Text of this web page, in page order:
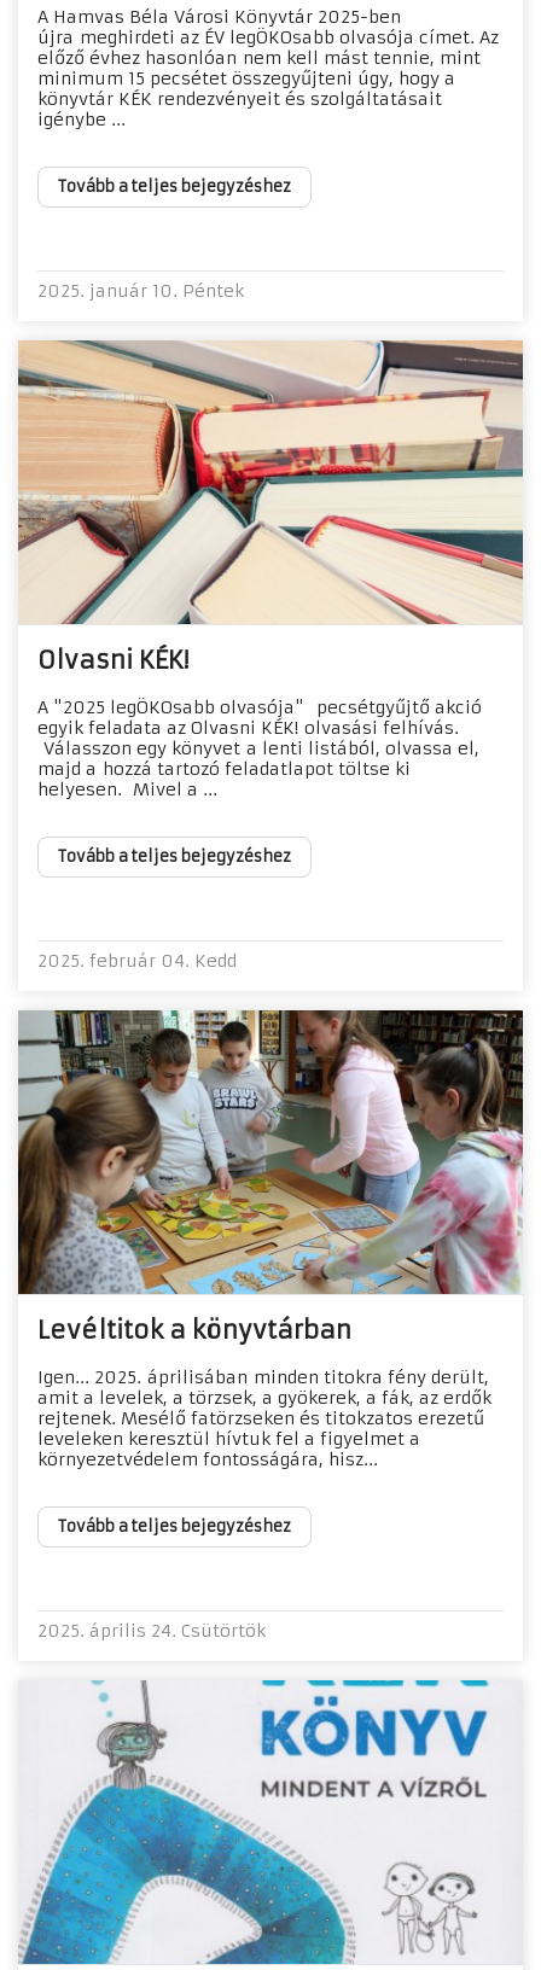
A Hamvas Béla Városi Könyvtár 2025-ben
újra meghirdeti az ÉV legÖKOsabb olvasója címet. Az
előző évhez hasonlóan nem kell mást tennie, mint
minimum 15 pecsétet összegyűjteni úgy, hogy a
könyvtár KÉK rendezvényeit és szolgáltatásait
igénybe ...
Tovább a teljes bejegyzéshez
2025. január 10. Péntek
Olvasni KÉK!
A "2025 legÖKOsabb olvasója" pecsétgyűjtő akció
egyik feladata az Olvasni KÉK! olvasási felhívás.
Válasszon egy könyvet a lenti listából, olvassa el,
majd a hozzá tartozó feladatlapot töltse ki
helyesen. Mivel a ...
Tovább a teljes bejegyzéshez
2025. február 04. Kedd
Levéltitok a könyvtárban
Igen... 2025. áprilisában minden titokra fény derült,
amit a levelek, a törzsek, a gyökerek, a fák, az erdők
rejtenek. Mesélő fatörzseken és titokzatos erezetű
leveleken keresztül hívtuk fel a figyelmet a
környezetvédelem fontosságára, hisz...
Tovább a teljes bejegyzéshez
2025. április 24. Csütörtök